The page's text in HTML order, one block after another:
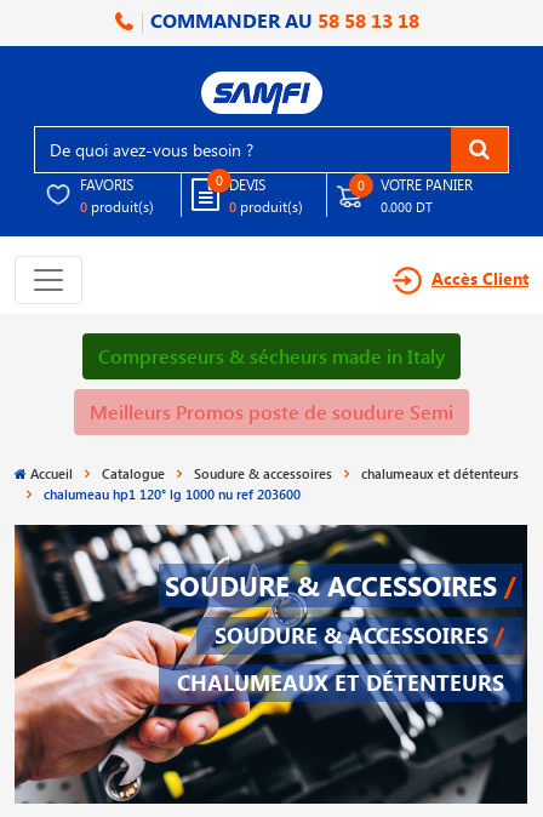
COMMANDER AU 58 58 13 18
FAVORIS
0 produit(s)
0 DEVIS
0 produit(s)
0 VOTRE PANIER
0.000 DT
Accès Client
Compresseurs & sécheurs made in Italy
Meilleurs Promos poste de soudure Semi
Accueil Catalogue Soudure & accessoires
chalumeaux et détenteurs
chalumeau hp1 120° lg 1000 nu ref 203600
SOUDURE & ACCESSOIRES /
SOUDURE & ACCESSOIRES /
CHALUMEAUX ET DÉTENTEURS